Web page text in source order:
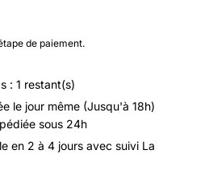
de paiement.
: 1 restant(s)
le jour même (Jusqu'à 18h)
sous 24h
en 2 à 4 jours avec suivi La